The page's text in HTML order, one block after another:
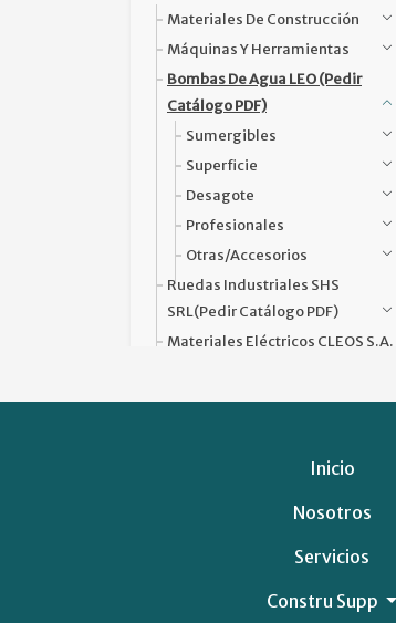
Materiales De Construcción
Máquinas Y Herramientas
Bombas De Agua LEO (pedir
Catálogo PDF)
Sumergibles
Superficie
Desagote
Profesionales
Otras/Accesorios
Ruedas Industriales SHS
SRL(pedir Catálogo PDF)
Materiales Eléctricos CLEOS S.A.
SERVICIOS FINANCIEROS
Inicio
Nosotros
Servicios
Constru Supp